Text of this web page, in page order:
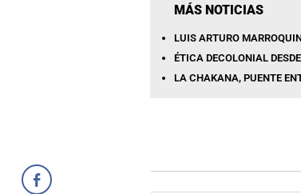
MÁS NOTICIAS
LUIS ARTURO
ÉTICA DECOLONIAL
LA CHAKANA, PUENTE